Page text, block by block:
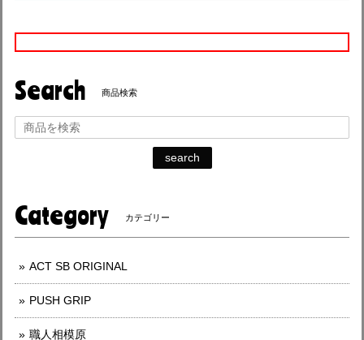
Search 商品検索
search
Category カテゴリー
ACT SB ORIGINAL
PUSH GRIP
職人相模原